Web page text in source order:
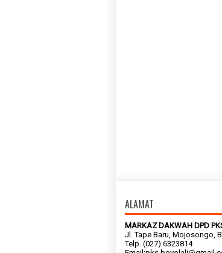
ALAMAT
MARKAZ DAKWAH DPD
Jl. Tape Baru, Mojosongo,
Telp. (027) 6323814